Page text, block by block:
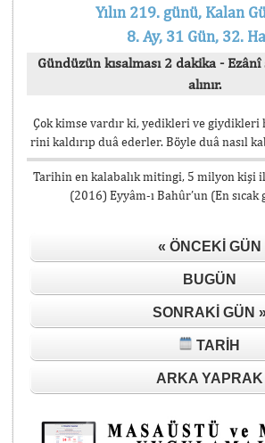
Yılın 219. günü, Kalan
8. Ay, 31 Gün, 32.
Gündüzün kısalması 2 dakika -
alınır.
Çok kimse vardır ki, yedikleri ve giydikleri
rini kaldırıp duâ ederler. Böyle duâ nasıl
Tarihin en kalabalık mitingi, 5 milyon kişi
(2016) Eyyâm-ı Bahûr’un (En
« ÖNCEKI GÜN
BUGÜN
SONRAKI GÜN
TARIH
ARKA YAPRAK